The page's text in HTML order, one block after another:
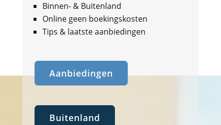
Binnen- & Buitenland
Online geen boekingskosten
Tips & laatste aanbiedingen
Aanbiedingen
Buitenland